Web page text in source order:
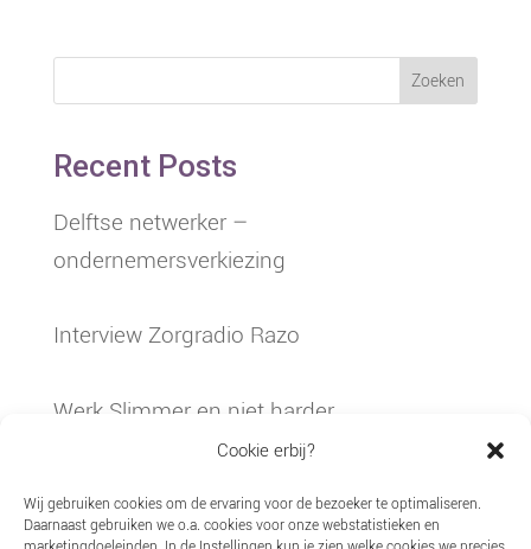
Cookie erbij?
Wij gebruiken cookies om de ervaring voor de bezoeker te optimaliseren.
Daarnaast gebruiken we o.a. cookies voor onze webstatistieken en
Zoeken
Recent Posts
Delftse netwerker –
ondernemersverkiezing
Interview Zorgradio Razo
Werk Slimmer en niet harder